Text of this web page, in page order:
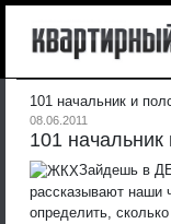
101 начальник и
08.06.2011
101 начальник
Зайдешь в
рассказывают наши
определить,